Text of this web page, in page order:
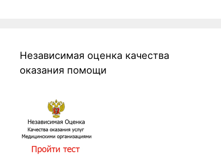
Независимая оценка качества
оказания помощи